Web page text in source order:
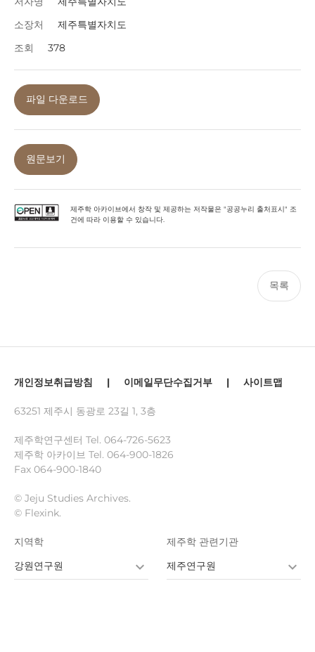
소장처
제주특별자치도
조회
378
파일 다운로드
원문보기
제주학 아카이브에서 창작 및 제공하는 저작물은 "공공누리 출처표시" 조
건에 따라 이용할 수 있습니다.
목록
개인정보취급방침 | 이메일무단수집거부 | 사이트맵
63251 제주시 동광로 23길 1, 3층
제주학연구센터 Tel. 064-726-5623
제주학 아카이브 Tel. 064-900-1826
Fax 064-900-1840
© Jeju Studies Archives.
© Flexink.
지역학
강원연구원
제주학 관련기관
제주연구원